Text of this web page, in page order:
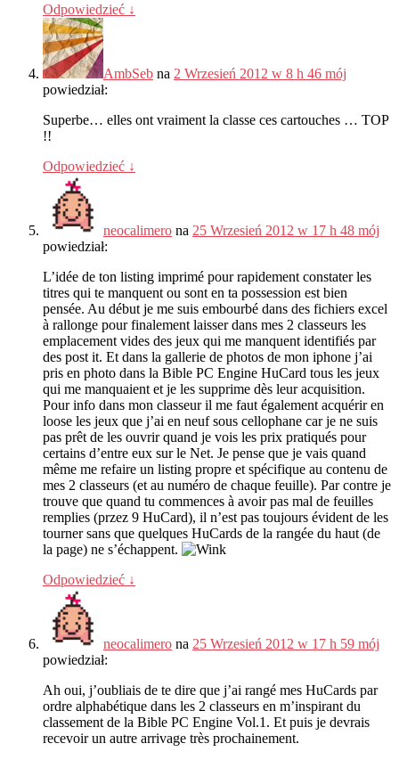
Odpowiedzieć ↓
AmbSeb na 2 Wrzesień 2012 w 8 h 46 mój
powiedział:
Superbe… elles ont vraiment la classe ces cartouches … TOP
!!
Odpowiedzieć ↓
neocalimero na 25 Wrzesień 2012 w 17 h 48 mój
powiedział:
L’idée de ton listing imprimé pour rapidement constater les
titres qui te manquent ou sont en ta possession est bien
pensée. Au début je me suis embourbé dans des fichiers excel
à rallonge pour finalement laisser dans mes 2 classeurs les
emplacement vides des jeux qui me manquent identifiés par
des post it. Et dans la gallerie de photos de mon iphone j’ai
pris en photo dans la Bible PC Engine HuCard tous les jeux
qui me manquaient et je les supprime dès leur acquisition.
Pour info dans mon classeur il me faut également acquérir en
loose les jeux que j’ai en neuf sous cellophane car je ne suis
pas prêt de les ouvrir quand je vois les prix pratiqués pour
certains d’entre eux sur le Net. Je pense que je vais quand
même me refaire un listing propre et spécifique au contenu de
mes 2 classeurs (et au numéro de chaque feuille). Par contre je
trouve que quand tu commences à avoir pas mal de feuilles
remplies (przez 9 HuCard), il n’est pas toujours évident de les
tourner sans que quelques HuCards de la rangée du haut (de
la page) ne s’échappent.
Odpowiedzieć ↓
neocalimero na 25 Wrzesień 2012 w 17 h 59 mój
powiedział:
Ah oui, j’oubliais de te dire que j’ai rangé mes HuCards par
ordre alphabétique dans les 2 classeurs en m’inspirant du
classement de la Bible PC Engine Vol.1 . Et puis je devrais
recevoir un autre arrivage très prochainement.